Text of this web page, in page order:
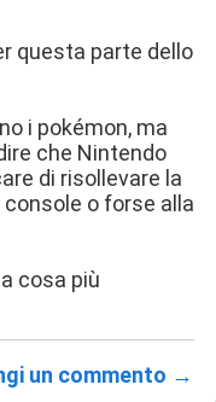
questa parte dello
i pokémon, ma
che Nintendo
di risollevare la
o forse alla
cosa più
un commento →